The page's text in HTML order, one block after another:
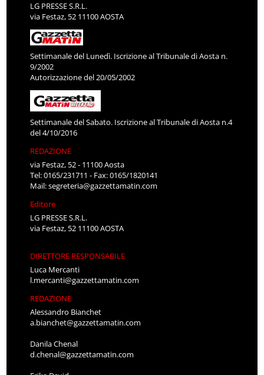
LG PRESSE S.R.L.
via Festaz, 52 11100 AOSTA
Settimanale del Lunedì. Iscrizione al Tribunale di Aosta n.
9/2002
Autorizzazione del 20/05/2002
Settimanale del Sabato. Iscrizione al Tribunale di Aosta n.4
del 4/10/2016
REDAZIONE
via Festaz, 52 - 11100 Aosta
Tel: 0165/231711 - Fax: 0165/1820141
Mail:segreteria@gazzettamatin.com
Editore
LG PRESSE S.R.L.
via Festaz, 52 11100 AOSTA
DIRETTORE RESPONSABILE
Luca Mercanti
l.mercanti@gazzettamatin.com
REDAZIONE
Alessandro Bianchet
a.bianchet@gazzettamatin.com
Danila Chenal
d.chenal@gazzettamatin.com